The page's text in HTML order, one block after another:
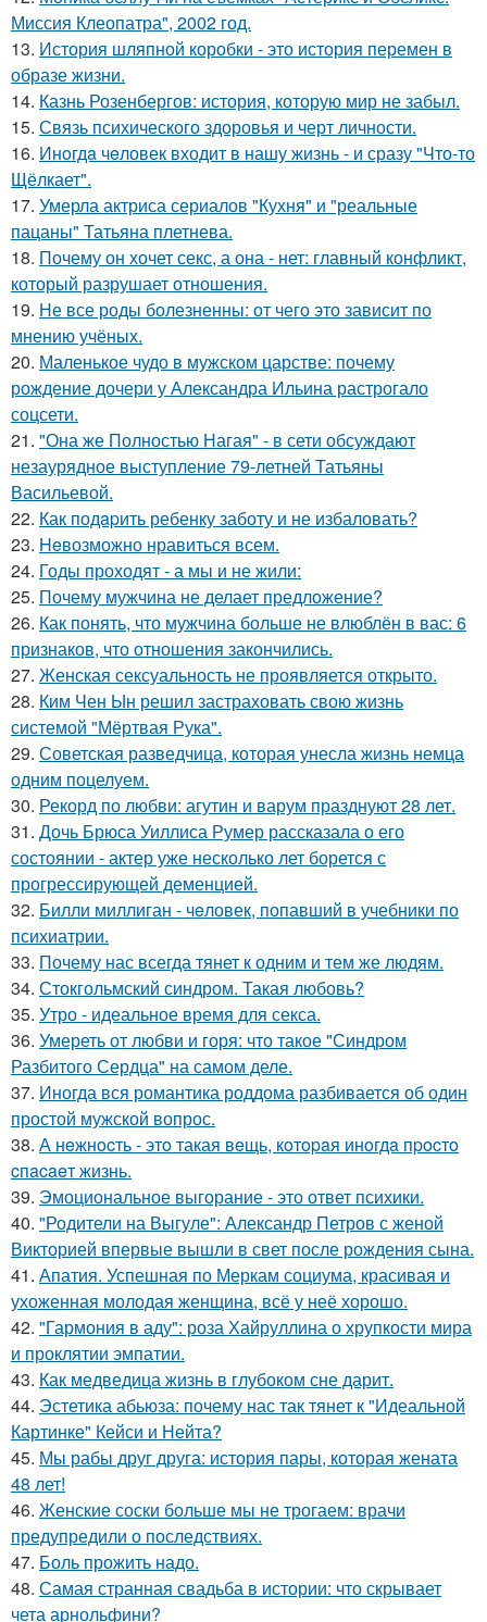
Миссия Клеопатра", 2002 год.
13. История шляпной коробки - это история перемен в
образе жизни.
14. Казнь Розенбергов: история, которую мир не забыл.
15. Связь психического здоровья и черт личности.
16. Инoгдa чeловек входит в нашу жизнь - и сразу "Что-то
Щёлкает".
17. Умерла актриса сериалов "Кухня" и "реальные
пацаны" Татьяна плетнева.
18. Почему он хочет секс, а она - нет: главный конфликт,
который разрушает отношения.
19. Не все роды болезненны: от чего это зависит по
мнению учёных.
20. Маленькое чудо в мужском царстве: почему
рождение дочери у Александра Ильина растрогало
соцсети.
21. "Она же Полностью Нагая" - в сети обсуждают
незаурядное выступление 79-летней Татьяны
Васильевой.
22. Как подapить ребенку заботу и не избаловать?
23. Heвозможно нравиться всем.
24. Годы проходят - а мы и не жили:
25. Почему мужчина не делает предложение?
26. Как понять, что мужчина больше не влюблён в вас: 6
признаков, что отношения закончились.
27. Женская сексуальность не проявляется открыто.
28. Ким Чен Ын решил застраховать свою жизнь
системой "Мёртвая Рука".
29. Советская разведчица, которая унесла жизнь немца
одним поцелуем.
30. Рекорд по любви: агутин и варум празднуют 28 лет.
31. Дочь Брюса Уиллиса Румер рассказала о его
состоянии - актер уже несколько лет борется с
прогрессирующей деменцией.
32. Билли миллиган - чeловек, попавший в учебники по
психиатрии.
33. Почему нас всегда тянет к одним и тем же людям.
34. Стокгольмский синдром. Такая любовь?
35. Утро - идеальное время для секса.
36. Умереть от любви и горя: что такое "Синдром
Разбитого Сердца" на самом деле.
37. Иногда вся романтика роддома разбивается об один
простой мужской вопрос.
38. А нeжнocть - этo такая вeщь, кoтopaя инoгдa пpocтo
cпacaeт жизнь.
39. Эмоциональное выгорание - это ответ психики.
40. "Родители на Выгуле": Александр Петров с женой
Викторией впервые вышли в свет после рождения сына.
41. Апатия. Успешная по Меркам социума, красивая и
ухоженная молодая женщина, всё у неё хорошо.
42. "Гармония в аду": роза Хайруллина о хрупкости мира
и проклятии эмпатии.
43. Как медведица жизнь в глубоком сне дарит.
44. Эстетика абьюза: почему нас так тянет к "Идеальной
Картинке" Кейси и Нейта?
45. Мы рабы друг друга: история пары, которая жената
48 лет!
46. Женские соски больше мы не трогаем: врачи
предупредили о последствиях.
47. Боль прожить надо.
48. Самая странная свадьба в истории: что скрывает
чета арнольфини?